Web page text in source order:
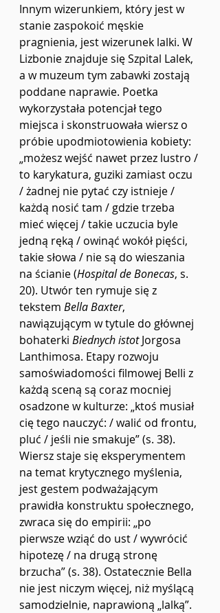
Innym wizerunkiem, który jest w
stanie zaspokoić męskie
pragnienia, jest wizerunek lalki. W
Lizbonie znajduje się Szpital Lalek,
a w muzeum tym zabawki zostają
poddane naprawie. Poetka
wykorzystała potencjał tego
miejsca i skonstruowała wiersz o
próbie upodmiotowienia kobiety:
„możesz wejść nawet przez lustro /
to karykatura, guziki zamiast oczu
/ żadnej nie pytać czy istnieje /
każdą nosić tam / gdzie trzeba
mieć więcej / takie uczucia byle
jedną ręką / owinąć wokół pięści,
takie słowa / nie są do wieszania
na ścianie (Hospital de Bonecas, s.
20). Utwór ten rymuje się z
tekstem Bella Baxter,
nawiązującym w tytule do głównej
bohaterki Biednych istot Jorgosa
Lanthimosa. Etapy rozwoju
samoświadomości filmowej Belli z
każdą sceną są coraz mocniej
osadzone w kulturze: „ktoś musiał
cię tego nauczyć: / walić od frontu,
pluć / jeśli nie smakuje” (s. 38).
Wiersz staje się eksperymentem
na temat krytycznego myślenia,
jest gestem podważającym
prawidła konstruktu społecznego,
zwraca się do empirii: „po
pierwsze wziąć do ust / wywrócić
hipotezę / na drugą stronę
brzucha” (s. 38). Ostatecznie Bella
nie jest niczym więcej, niż myślącą
samodzielnie, naprawioną „lalką”.